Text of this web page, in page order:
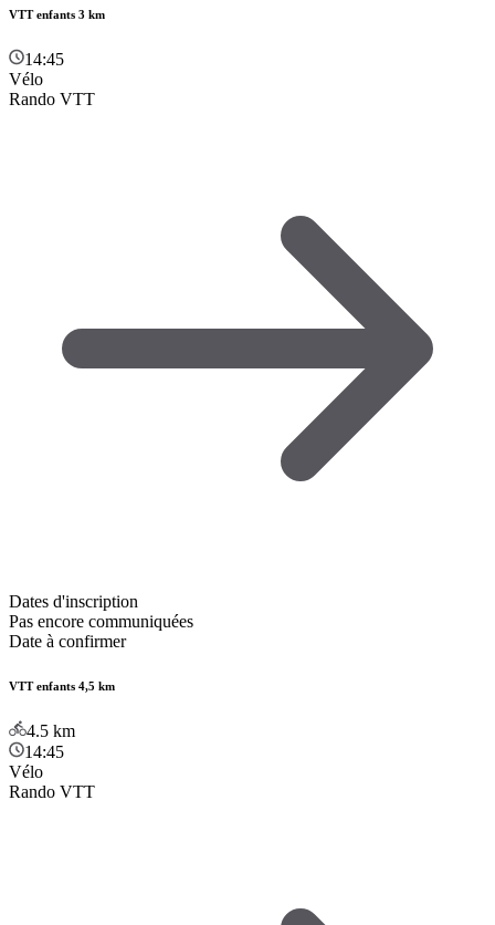
VTT enfants 3 km
14:45
Vélo
Rando VTT
Dates d'inscription
Pas encore communiquées
Date à confirmer
VTT enfants 4,5 km
4.5 km
14:45
Vélo
Rando VTT